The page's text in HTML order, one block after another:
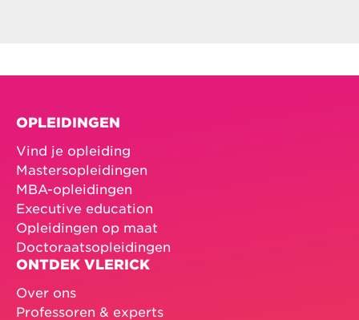
OPLEIDINGEN
Vind je opleiding
Mastersopleidingen
MBA-opleidingen
Executive education
Opleidingen op maat
Doctoraatsopleidingen
ONTDEK VLERICK
Over ons
Professoren & experts